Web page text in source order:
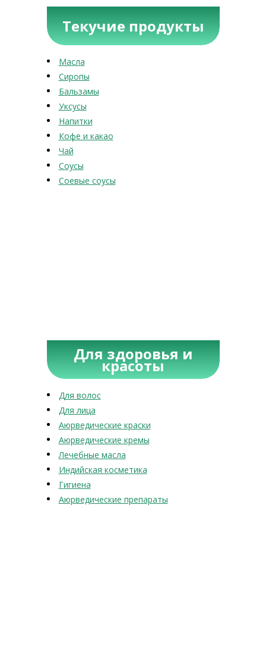
Текучие продукты
Масла
Сиропы
Бальзамы
Уксусы
Напитки
Кофе и какао
Чай
Соусы
Соевые соусы
Для здоровья и
красоты
Для волос
Для лица
Аюрведические краски
Аюрведические кремы
Лечебные масла
Индийская косметика
Гигиена
Аюрведические препараты